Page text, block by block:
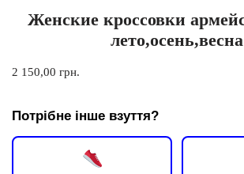
Женские кроссовки
лето,осень,весна
2 150,00 грн.
Потрібне інше взуття?